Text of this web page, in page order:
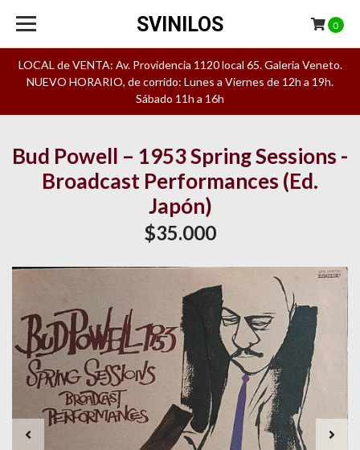
LOCAL de VENTA: Av. Providencia 1120 local 65. Galeria Veneto.
NUEVO HORARIO, de corrido: Lunes a Viernes de 12h a 19h.
Sábado 11h a 16h
SVINILOS 0
Bud Powell – 1953 Spring Sessions -
Broadcast Performances (Ed.
Japón)
$35.000